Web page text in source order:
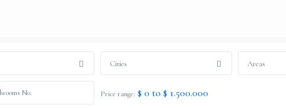
Cities Areas
Price range: $ 0 to $ 1.500.000